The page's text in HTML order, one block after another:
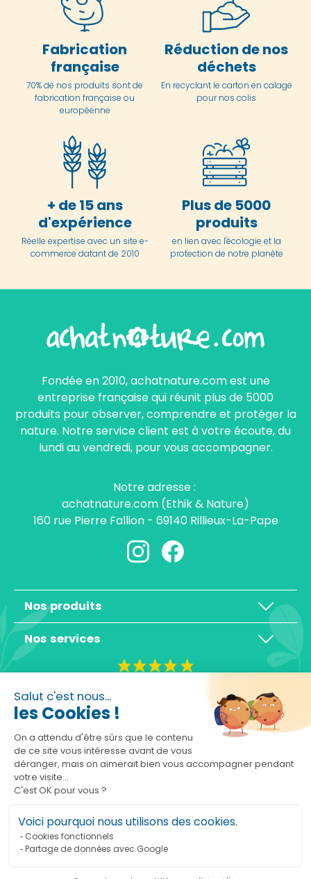
Salut c'est nous...
les Cookies !
On a attendu d'être sûrs que le contenu
de ce site vous intéresse avant de vous
déranger, mais on aimerait bien vous accompagner pendant
votre visite...
C'est OK pour vous ?
Voici pourquoi nous utilisons des cookies.
Cookies fonctionnels
Partage de données avec Google
Fabrication
française
70% de nos produits sont de
fabrication française ou
européenne
Réduction de nos
déchets
En recyclant le carton en calage
pour nos colis
+ de 15 ans
d'expérience
Réelle expertise avec un site e-
commerce datant de 2010
Plus de 5000
produits
en lien avec l'écologie et la
protection de notre planète
Fondée en 2010, achatnature.com est une
entreprise française qui réunit plus de 5000
produits pour observer, comprendre et protéger la
nature. Notre service client est à votre écoute, du
lundi au vendredi, pour vous accompagner.
Notre adresse :
achatnature.com (Ethik & Nature)
160 rue Pierre Fallion - 69140 Rillieux-La-Pape
Nos produits
Nos services